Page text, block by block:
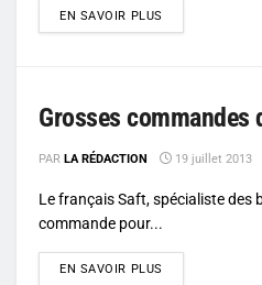
EN SAVOIR PLUS
Grosses
PAR LA RÉDACTION 19 juillet 2013
Le français Saft, spécialiste des
commande pour...
EN SAVOIR PLUS